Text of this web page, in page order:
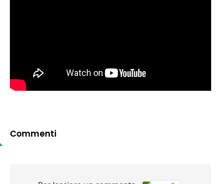
Commenti